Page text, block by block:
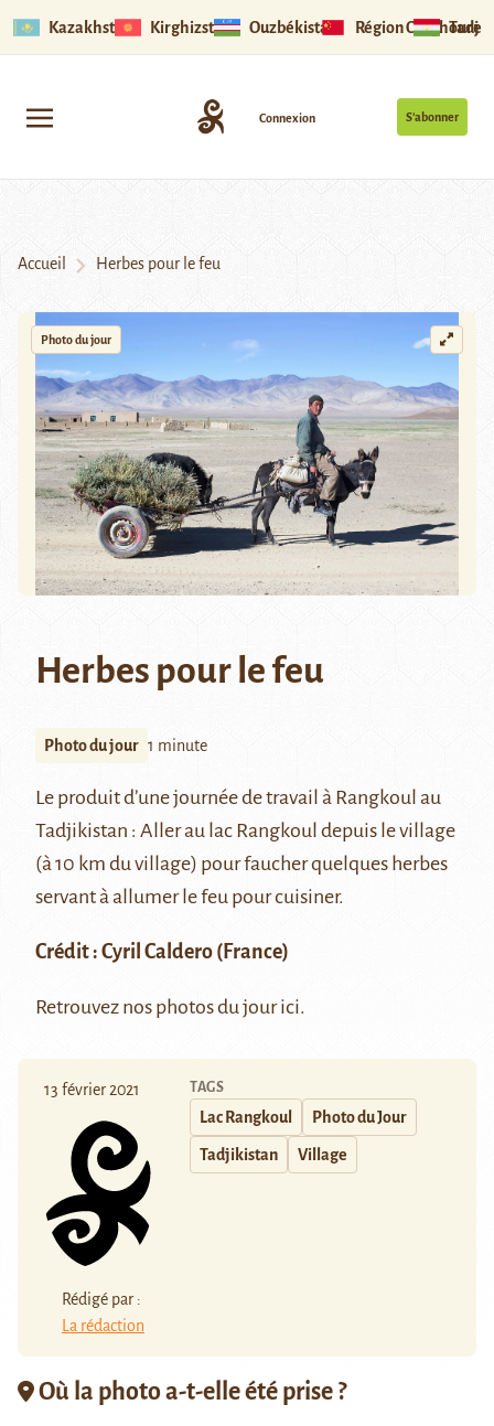
Kazakhstan Kirghizstan Ouzbékistan Région Ouïghoure
S’abonner
Connexion
Accueil Herbes pour le feu
Photo du jour
Herbes pour le feu
Photo du jour 1 minute
Le produit d’une journée de travail à Rangkoul au
Tadjikistan : Aller au lac Rangkoul depuis le village
(à 10 km du village) pour faucher quelques herbes
servant à allumer le feu pour cuisiner.
Crédit : Cyril Caldero (France)
Retrouvez nos photos du jourici.
13 février 2021
Rédigé par :
La rédaction
TAGS
Lac Rangkoul Photo du Jour
Tadjikistan Village
Où la photo a-t-elle été prise ?